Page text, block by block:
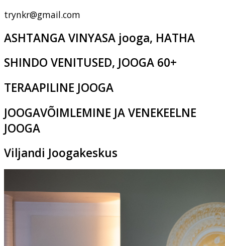
trynkr@gmail.com
ASHTANGA VINYASA jooga, HATHA
SHINDO VENITUSED, JOOGA 60+
TERAAPILINE JOOGA
JOOGAVÕIMLEMINE JA VENEKEELNE
JOOGA
Viljandi Joogakeskus
Oled oodatud!